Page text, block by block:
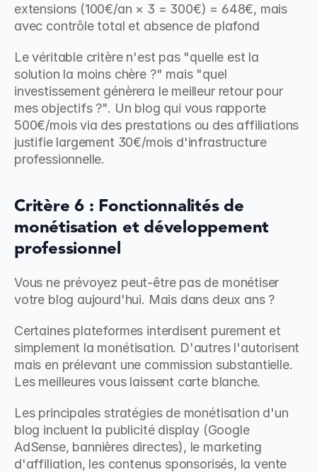
extensions (100€/an × 3 = 300€) = 648€, mais
avec contrôle total et absence de plafond
Le véritable critère n'est pas "quelle est la
solution la moins chère ?" mais "quel
investissement génèrera le meilleur retour pour
mes objectifs ?". Un blog qui vous rapporte
500€/mois via des prestations ou des affiliations
justifie largement 30€/mois d'infrastructure
professionnelle.
Critère 6 : Fonctionnalités de
monétisation et développement
professionnel
Vous ne prévoyez peut-être pas de monétiser
votre blog aujourd'hui. Mais dans deux ans ?
Certaines plateformes interdisent purement et
simplement la monétisation. D'autres l'autorisent
mais en prélevant une commission substantielle.
Les meilleures vous laissent carte blanche.
Les principales stratégies de monétisation d'un
blog incluent la publicité display (Google
AdSense, bannières directes), le marketing
d'affiliation, les contenus sponsorisés, la vente